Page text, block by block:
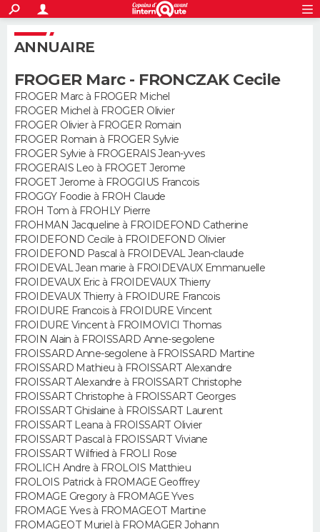
ACTUALITÉS
Politique
Société
Faits Divers
Education
Monde
Villes
+
SPORT
Coupe du monde 2026
Football
Tennis
Cyclisme
Rugby
Forum
CULTURE
Programme TV
TNTStreaming
Cinéma
Sorties cinéma
Musique
+
FINANCE
Retraite
Impôts
Epargne
Immobilier
Risques naturels par ville
Banque
Assurance
Crédit
AUTO
Essais
Réserver un essai
Citadines
Berlines
SUV
Forum auto
+
HIGH-TECH
Mobiles
Meilleur smartphone
Internet
Ordinateurs
Jeux vidéo
Guide high-tech
+
BRICOLAGE
Forum
Aménagement intérieur
Extérieur
Cuisine
Salle de bains
Jardinage
Rangement
WEEK-END
Guides de France
Escapades
Patrimoine
Expositions
Musées
Week-end nature
+
LIFESTYLE
Art de vivre
Bien-être
Loisirs
Mode
Modes de vie
SANTE
Alimentation
Guide de la santé
Maladies
Médicaments
Sommeil
VOYAGE
Destinations
City break
Voyage nature
Voyage de noces
Forum
Climat
+
PHOTO
GUIDES D'ACHAT
BONS PLANS
CARTE DE VOEUX
Carte de Noël
Carte Bonne année
Carte Saint-Valentin
Carte Pâques
Carte d'anniversaire
DICTIONNAIRE
S'inscrire
Connexion
ANNUAIRE
FROGER Marc - FRONCZAK Cecile
FROGER Marc à FROGER Michel
FROGER Michel à FROGER Olivier
FROGER Olivier à FROGER Romain
FROGER Romain à FROGER Sylvie
FROGER Sylvie à FROGERAIS Jean-yves
FROGERAIS Leo à FROGET Jerome
FROGET Jerome à FROGGIUS Francois
FROGGY Foodie à FROH Claude
FROH Tom à FROHLY Pierre
FROHMAN Jacqueline à FROIDEFOND Catherine
FROIDEFOND Cecile à FROIDEFOND Olivier
FROIDEFOND Pascal à FROIDEVAL Jean-claude
FROIDEVAL Jean marie à FROIDEVAUX Emmanuelle
FROIDEVAUX Eric à FROIDEVAUX Thierry
FROIDEVAUX Thierry à FROIDURE Francois
FROIDURE Francois à FROIDURE Vincent
FROIDURE Vincent à FROIMOVICI Thomas
FROIN Alain à FROISSARD Anne-segolene
FROISSARD Anne-segolene à FROISSARD Martine
FROISSARD Mathieu à FROISSART Alexandre
FROISSART Alexandre à FROISSART Christophe
FROISSART Christophe à FROISSART Georges
FROISSART Ghislaine à FROISSART Laurent
FROISSART Leana à FROISSART Olivier
FROISSART Pascal à FROISSART Viviane
FROISSART Wilfried à FROLI Rose
FROLICH Andre à FROLOIS Matthieu
FROLOIS Patrick à FROMAGE Geoffrey
FROMAGE Gregory à FROMAGE Yves
FROMAGE Yves à FROMAGEOT Martine
FROMAGEOT Muriel à FROMAGER Johann